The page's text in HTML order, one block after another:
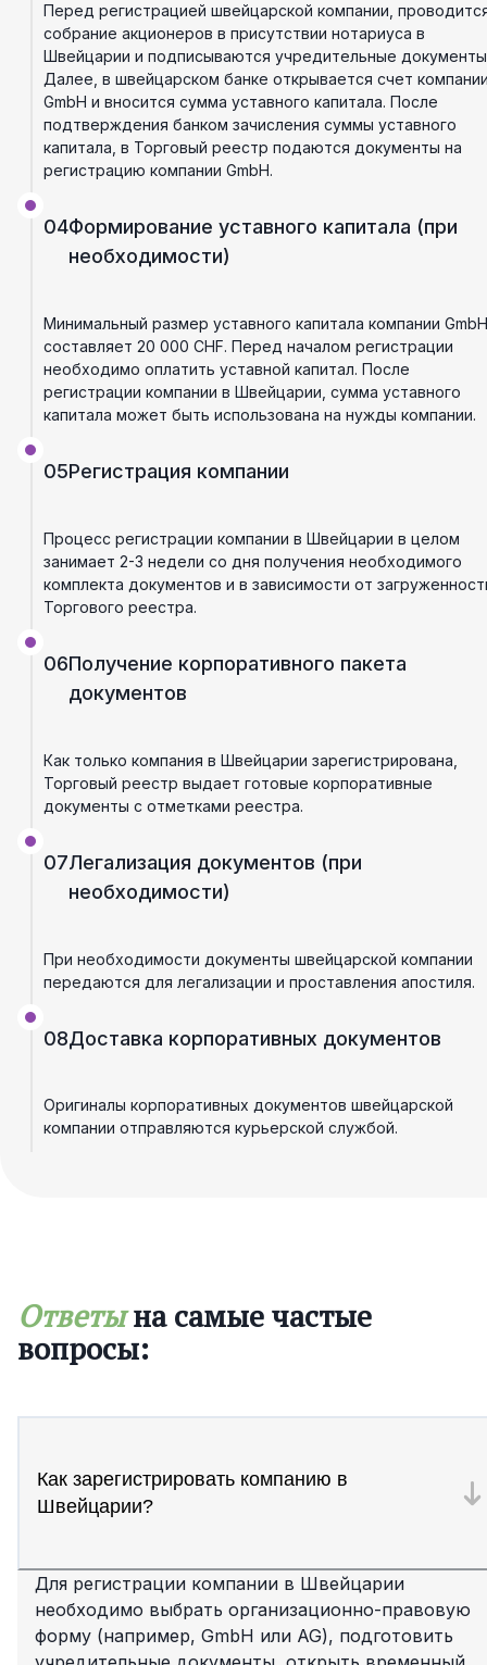
Перед регистрацией швейцарской компании,
собрание акционеров в присутствии нотариуса в
Швейцарии и подписываются учредительные
Далее, в швейцарском банке открывается счет
GmbH и вносится сумма уставного капитала. После
подтверждения банком зачисления суммы уставного
капитала, в Торговый реестр подаются документы на
регистрацию компании GmbH.
04Формирование уставного капитала (при
необходимости)
Минимальный размер уставного капитала компании GmbH
составляет 20 000 CHF. Перед началом регистрации
необходимо оплатить уставной капитал. После
регистрации компании в Швейцарии, сумма уставного
капитала может быть использована на нужды компании.
05Регистрация компании
Процесс регистрации компании в Швейцарии в целом
занимает 2-3 недели со дня получения необходимого
комплекта документов и в зависимости от
Торгового реестра.
06Получение корпоративного пакета
документов
Как только компания в Швейцарии зарегистрирована,
Торговый реестр выдает готовые корпоративные
документы с отметками реестра.
07Легализация документов (при
необходимости)
При необходимости документы швейцарской компании
передаются для легализации и проставления апостиля.
08Доставка корпоративных документов
Оригиналы корпоративных документов швейцарской
компании отправляются курьерской службой.
Ответы на самые частые
вопросы:
Как зарегистрировать компанию в
Швейцарии?
Для регистрации компании в Швейцарии
необходимо выбрать организационно-правовую
форму (например, GmbH или AG), подготовить